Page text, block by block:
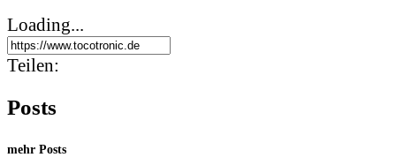
Loading...
Teilen:
Posts
mehr Posts